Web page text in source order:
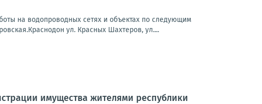
на водопроводных сетях и объектах по следующим
ул. Красных Шахтеров, ул....
имущества жителями республики